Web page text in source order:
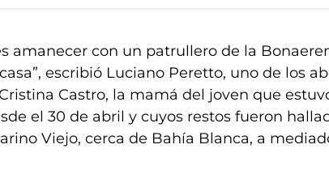
amanecer con un patrullero de la
escribió Luciano Peretto, uno de los
Castro, la mamá del joven que
el 30 de abril y cuyos restos fueron
Viejo, cerca de Bahía Blanca, a